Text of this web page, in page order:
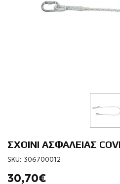
ΣΧΟΙΝΙ ΑΣΦΑΛΕΙΑΣ
SKU: 306700012
30,70€